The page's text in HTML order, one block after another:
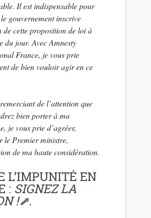
Il est indispensable pour
gouvernement inscrive
de cette proposition de loi à
du jour. Avec Amnesty
France, je vous prie
de bien vouloir agir en ce
de l’attention que
bien porter à ma
le Premier ministre,
l’expression de ma haute considération.
L’IMPUNITÉ EN
: SIGNEZ LA
! .